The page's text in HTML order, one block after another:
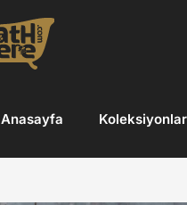
Anasayfa Koleksiyonlar